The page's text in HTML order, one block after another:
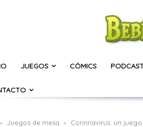
JUEGOS CÓMICS
Juegos de mesa Corinnavirus: un